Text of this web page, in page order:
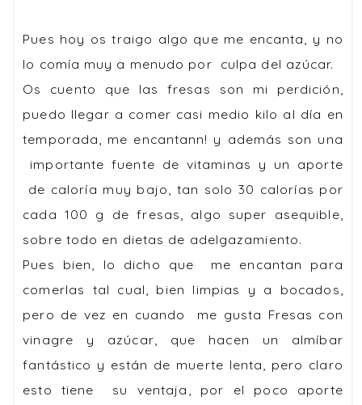
Pues hoy os traigo algo que me encanta, y no
lo comía muy a menudo por culpa del azúcar.
Os cuento que las fresas son mi perdición,
puedo llegar a comer casi medio kilo al día en
temporada, me encantann! y además son una
importante fuente de vitaminas y un aporte
de caloría muy bajo, tan solo 30 calorías por
cada 100 g de fresas, algo super asequible,
sobre todo en dietas de adelgazamiento.
Pues bien, lo dicho que me encantan para
comerlas tal cual, bien limpias y a bocados,
pero de vez en cuando me gusta Fresas con
vinagre y azúcar, que hacen un almíbar
fantástico y están de muerte lenta, pero claro
esto tiene su ventaja, por el poco aporte